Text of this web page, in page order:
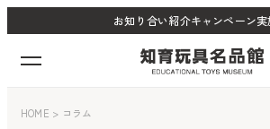
お知り合い紹介キャンペーン実
HOME > コラム